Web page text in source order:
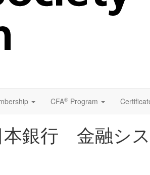
CFA® Program
本銀行 金融シ